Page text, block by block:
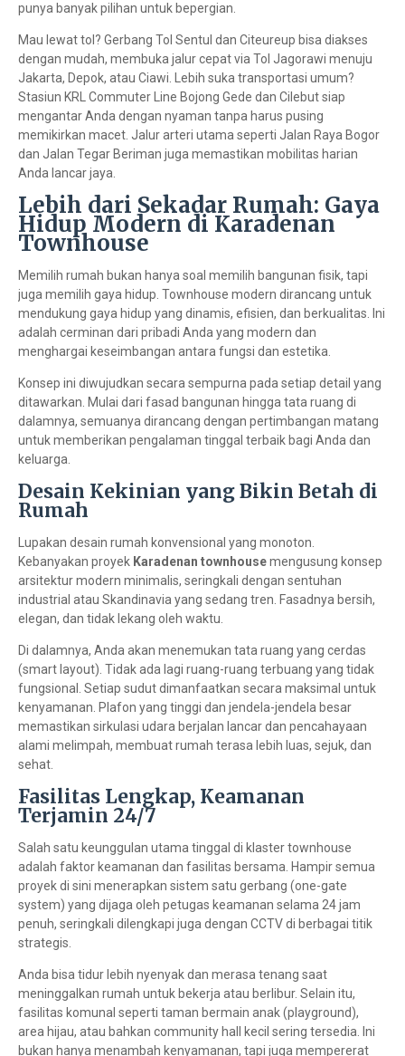
punya banyak pilihan untuk bepergian.
Mau lewat tol? Gerbang Tol Sentul dan Citeureup bisa diakses
dengan mudah, membuka jalur cepat via Tol Jagorawi menuju
Jakarta, Depok, atau Ciawi. Lebih suka transportasi umum?
Stasiun KRL Commuter Line Bojong Gede dan Cilebut siap
mengantar Anda dengan nyaman tanpa harus pusing
memikirkan macet. Jalur arteri utama seperti Jalan Raya Bogor
dan Jalan Tegar Beriman juga memastikan mobilitas harian
Anda lancar jaya.
Lebih dari Sekadar Rumah: Gaya
Hidup Modern di Karadenan
Townhouse
Memilih rumah bukan hanya soal memilih bangunan fisik, tapi
juga memilih gaya hidup. Townhouse modern dirancang untuk
mendukung gaya hidup yang dinamis, efisien, dan berkualitas. Ini
adalah cerminan dari pribadi Anda yang modern dan
menghargai keseimbangan antara fungsi dan estetika.
Konsep ini diwujudkan secara sempurna pada setiap detail yang
ditawarkan. Mulai dari fasad bangunan hingga tata ruang di
dalamnya, semuanya dirancang dengan pertimbangan matang
untuk memberikan pengalaman tinggal terbaik bagi Anda dan
keluarga.
Desain Kekinian yang Bikin Betah di
Rumah
Lupakan desain rumah konvensional yang monoton.
Kebanyakan proyek Karadenan townhousemengusung konsep
arsitektur modern minimalis, seringkali dengan sentuhan
industrial atau Skandinavia yang sedang tren. Fasadnya bersih,
elegan, dan tidak lekang oleh waktu.
Di dalamnya, Anda akan menemukan tata ruang yang cerdas
(smart layout). Tidak ada lagi ruang-ruang terbuang yang tidak
fungsional. Setiap sudut dimanfaatkan secara maksimal untuk
kenyamanan. Plafon yang tinggi dan jendela-jendela besar
memastikan sirkulasi udara berjalan lancar dan pencahayaan
alami melimpah, membuat rumah terasa lebih luas, sejuk, dan
sehat.
Fasilitas Lengkap, Keamanan
Terjamin 24/7
Salah satu keunggulan utama tinggal di klaster townhouse
adalah faktor keamanan dan fasilitas bersama. Hampir semua
proyek di sini menerapkan sistem satu gerbang (one-gate
system) yang dijaga oleh petugas keamanan selama 24 jam
penuh, seringkali dilengkapi juga dengan CCTV di berbagai titik
strategis.
Anda bisa tidur lebih nyenyak dan merasa tenang saat
meninggalkan rumah untuk bekerja atau berlibur. Selain itu,
fasilitas komunal seperti taman bermain anak (playground),
area hijau, atau bahkan community hall kecil sering tersedia. Ini
bukan hanya menambah kenyamanan, tapi juga mempererat